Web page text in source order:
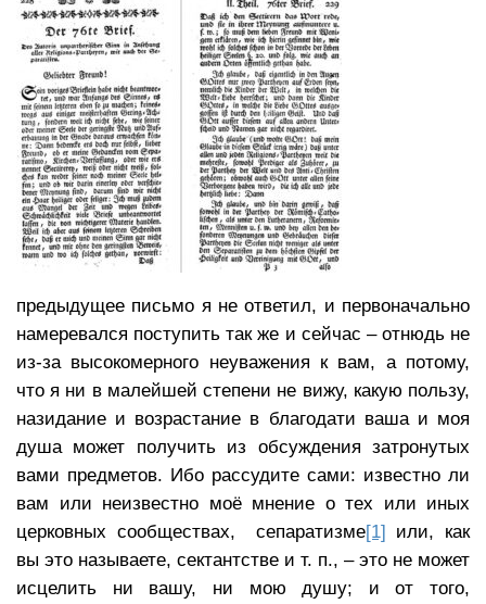
предыдущее письмо я не ответил, и первоначально
намеревался поступить так же и сейчас – отнюдь не
из-за высокомерного неуважения к вам, а потому,
что я ни в малейшей степени не вижу, какую пользу,
назидание и возрастание в благодати ваша и моя
душа может получить из обсуждения затронутых
вами предметов. Ибо рассудите сами: известно ли
вам или неизвестно моё мнение о тех или иных
церковных сообществах, сепаратизме[1] или, как
вы это называете, сектантстве и т. п., – это не может
исцелить ни вашу, ни мою душу; и от того,